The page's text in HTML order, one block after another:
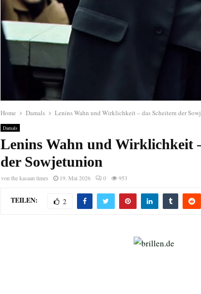
Home Damals Lenins Wahn und Wirklichkeit – das Scheitern der
Damals
Lenins Wahn und Wirklichkeit
der Sowjetunion
von the kasaan times 19. Mai 2026 0 953
TEILEN: 2